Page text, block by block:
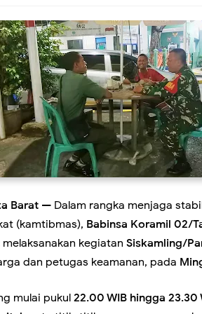
Pantau Harga Sembako,
Budaya Bersih, Satgas Sampah
Kirana Musik, Siap Lahirkan Grup
Barat — Dalam rangka menjaga
(kamtibmas), Babinsa Koramil 02/
melaksanakan kegiatan Siskamling/
dan petugas keamanan, pada
mulai pukul 22.00 WIB hingga 23.30